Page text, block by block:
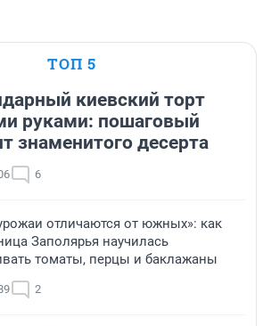
ТОП 5
киевский торт
руками: пошаговый
знаменитого десерта
6
отличаются от южных»: как
Заполярья научилась
томаты, перцы и баклажаны
2